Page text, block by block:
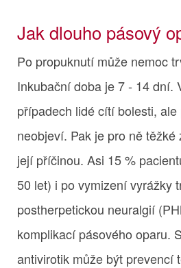
Jak dlouho pásový
Po propuknutí může nemoc
Inkubační doba je 7 - 14 dní.
případech lidé cítí bolesti,
neobjeví. Pak je pro ně
její příčinou. Asi 15 %
50 let) i po vymizení vyrážky
postherpetickou neuralgií
komplikací pásového oparu.
antivirotik může být prevencí